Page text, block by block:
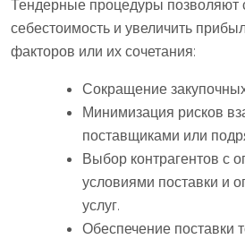
Тендерные процедуры позволяют
себестоимость и увеличить
факторов или их сочетания:
Сокращение
Минимизация рисков
поставщиками или
Выбор контрагентов с
условиями поставки и
услуг.
Обеспечение поставки